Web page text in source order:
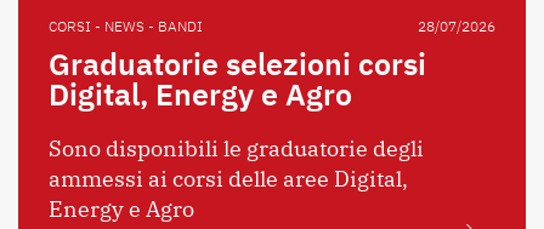
CORSI - NEWS - BANDI 28/07/2026
Graduatorie selezioni corsi
Digital, Energy e Agro
Sono disponibili le graduatorie degli
ammessi ai corsi delle aree Digital,
Energy e Agro